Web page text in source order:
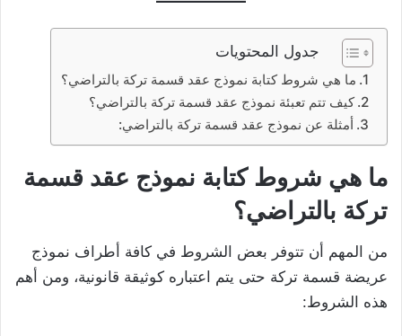
جدول المحتويات
ما هي شروط كتابة نموذج عقد قسمة تركة بالتراضي؟
كيف تتم تعبئة نموذج عقد قسمة تركة بالتراضي؟
أمثلة عن نموذج عقد قسمة تركة بالتراضي:
ما هي شروط كتابة نموذج عقد قسمة
تركة بالتراضي؟
من المهم أن تتوفر بعض الشروط في كافة أطراف نموذج
عريضة قسمة تركة حتى يتم اعتباره كوثيقة قانونية، ومن أهم
هذه الشروط: